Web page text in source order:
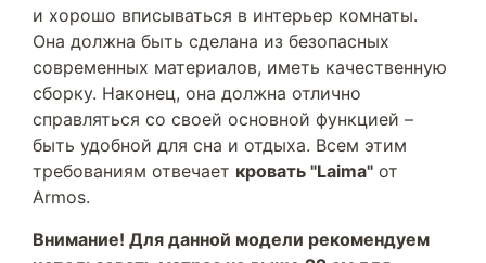
и хорошо вписываться в интерьер комнаты.
Она должна быть сделана из безопасных
современных материалов, иметь качественную
сборку. Наконец, она должна отлично
справляться со своей основной функцией –
быть удобной для сна и отдыха. Всем этим
требованиям отвечает кровать "Laima" от
Armos.
Внимание! Для данной модели рекомендуем